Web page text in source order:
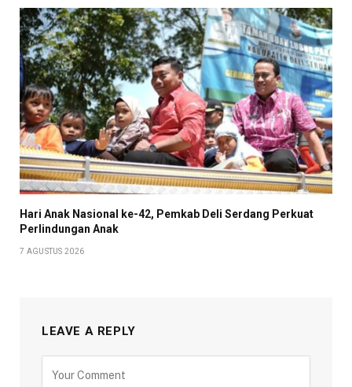
Hari Anak Nasional ke-42, Pemkab Deli Serdang Perkuat
Perlindungan Anak
7 AGUSTUS 2026
LEAVE A REPLY